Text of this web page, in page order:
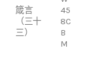
箴言
（三十
三）
45
8C
B
M